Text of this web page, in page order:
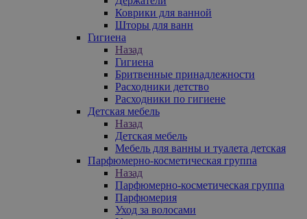
Коврики для ванной
Шторы для ванн
Гигиена
Назад
Гигиена
Бритвенные принадлежности
Расходники детство
Расходники по гигиене
Детская мебель
Назад
Детская мебель
Мебель для ванны и туалета детская
Парфюмерно-косметическая группа
Назад
Парфюмерно-косметическая группа
Парфюмерия
Уход за волосами